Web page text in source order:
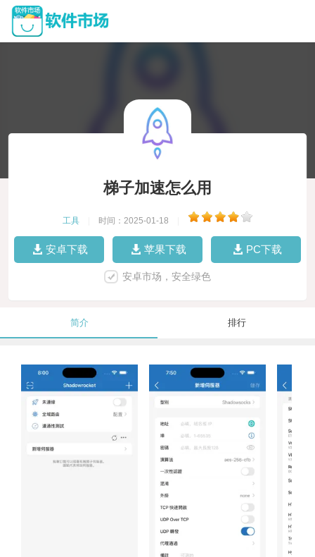
梯子加速怎么用
工具 时间：2025-01-18
安卓下载 苹果下载 PC下载
安卓市场，安全绿色
简介 排行